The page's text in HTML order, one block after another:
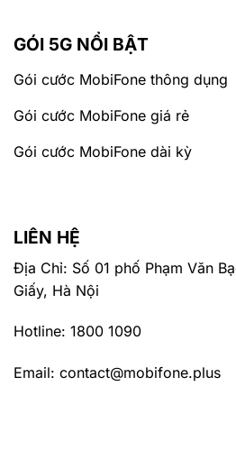
GÓI 5G NỔI BẬT
Gói cước MobiFone thông dụng
Gói cước MobiFone giá rẻ
Gói cước MobiFone dài kỳ
LIÊN HỆ
Địa Chỉ: Số 01 phố Phạm Văn
Giấy, Hà Nội
Hotline: 1800 1090
Email: contact@mobifone.plus